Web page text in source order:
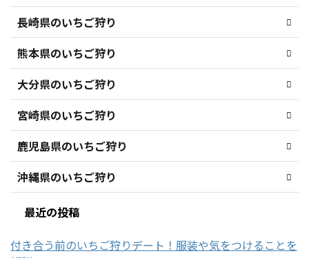
長崎県のいちご狩り
熊本県のいちご狩り
大分県のいちご狩り
宮崎県のいちご狩り
鹿児島県のいちご狩り
沖縄県のいちご狩り
最近の投稿
付き合う前のいちご狩りデート！服装や気をつけることを